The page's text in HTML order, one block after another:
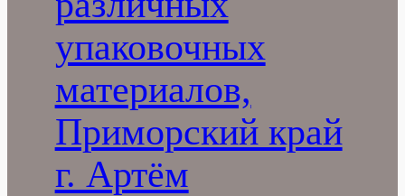
упаковочных
материалов,
Приморский край
г. Артём